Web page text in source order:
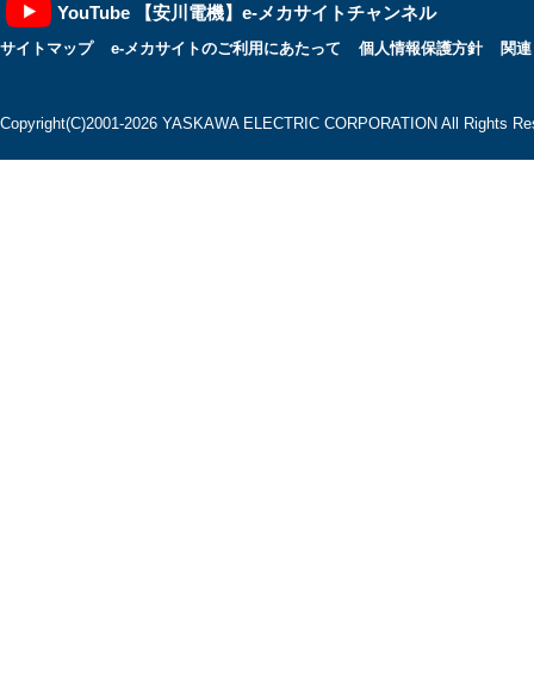
YouTube 【安川電機】e-メカサイトチャンネル
サイトマップ e-メカサイトのご利用にあたって 個人情報保護方針 関
Copyright(C)2001‐2026 YASKAWA ELECTRIC CORPORATION All Rights